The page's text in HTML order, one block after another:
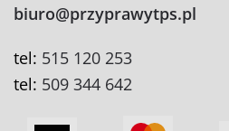
biuro@przyprawytps.pl
tel: 515 120 253
tel: 509 344 642